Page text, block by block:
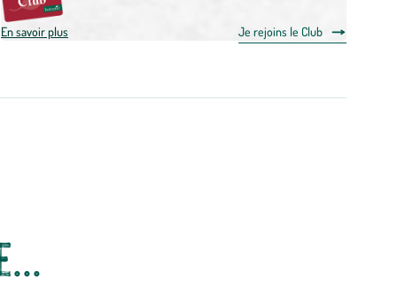
En savoir plus Je rejoins le Club